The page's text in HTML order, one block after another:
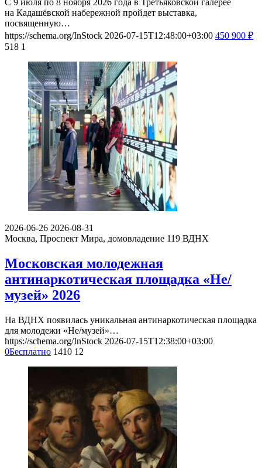
С 9 июля по 8 ноября 2026 года в Третьяковской галерее
на Кадашёвской набережной пройдет выставка,
посвященную…
https://schema.org/InStock 2026-07-15T12:48:00+03:00 450 900 ₽
518 1
2026-06-26 2026-08-31
Москва, Проспект Мира, домовладение 119 ВДНХ
Московская молодежная
антинаркотическая площадка «Не/
музей» 2026
На ВДНХ появилась уникальная антинаркотическая площадка
для молодежи «Не/музей»…
https://schema.org/InStock 2026-07-15T12:38:00+03:00
0Бесплатно 1410 12